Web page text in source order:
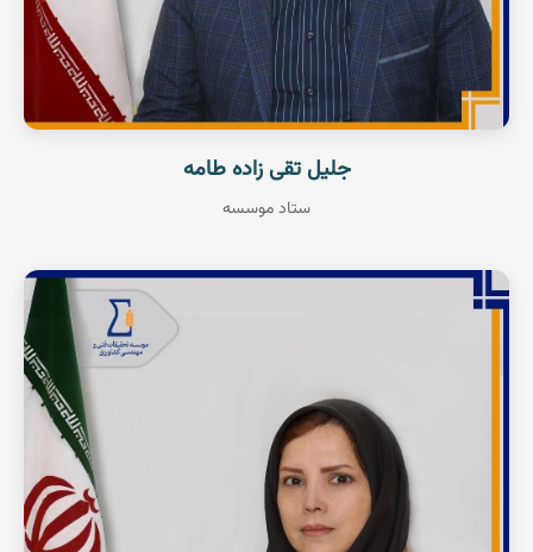
جلیل تقی زاده طامه
ستاد موسسه
هوشمندسازی
عضو هیات علمی
مشاهده رزومه